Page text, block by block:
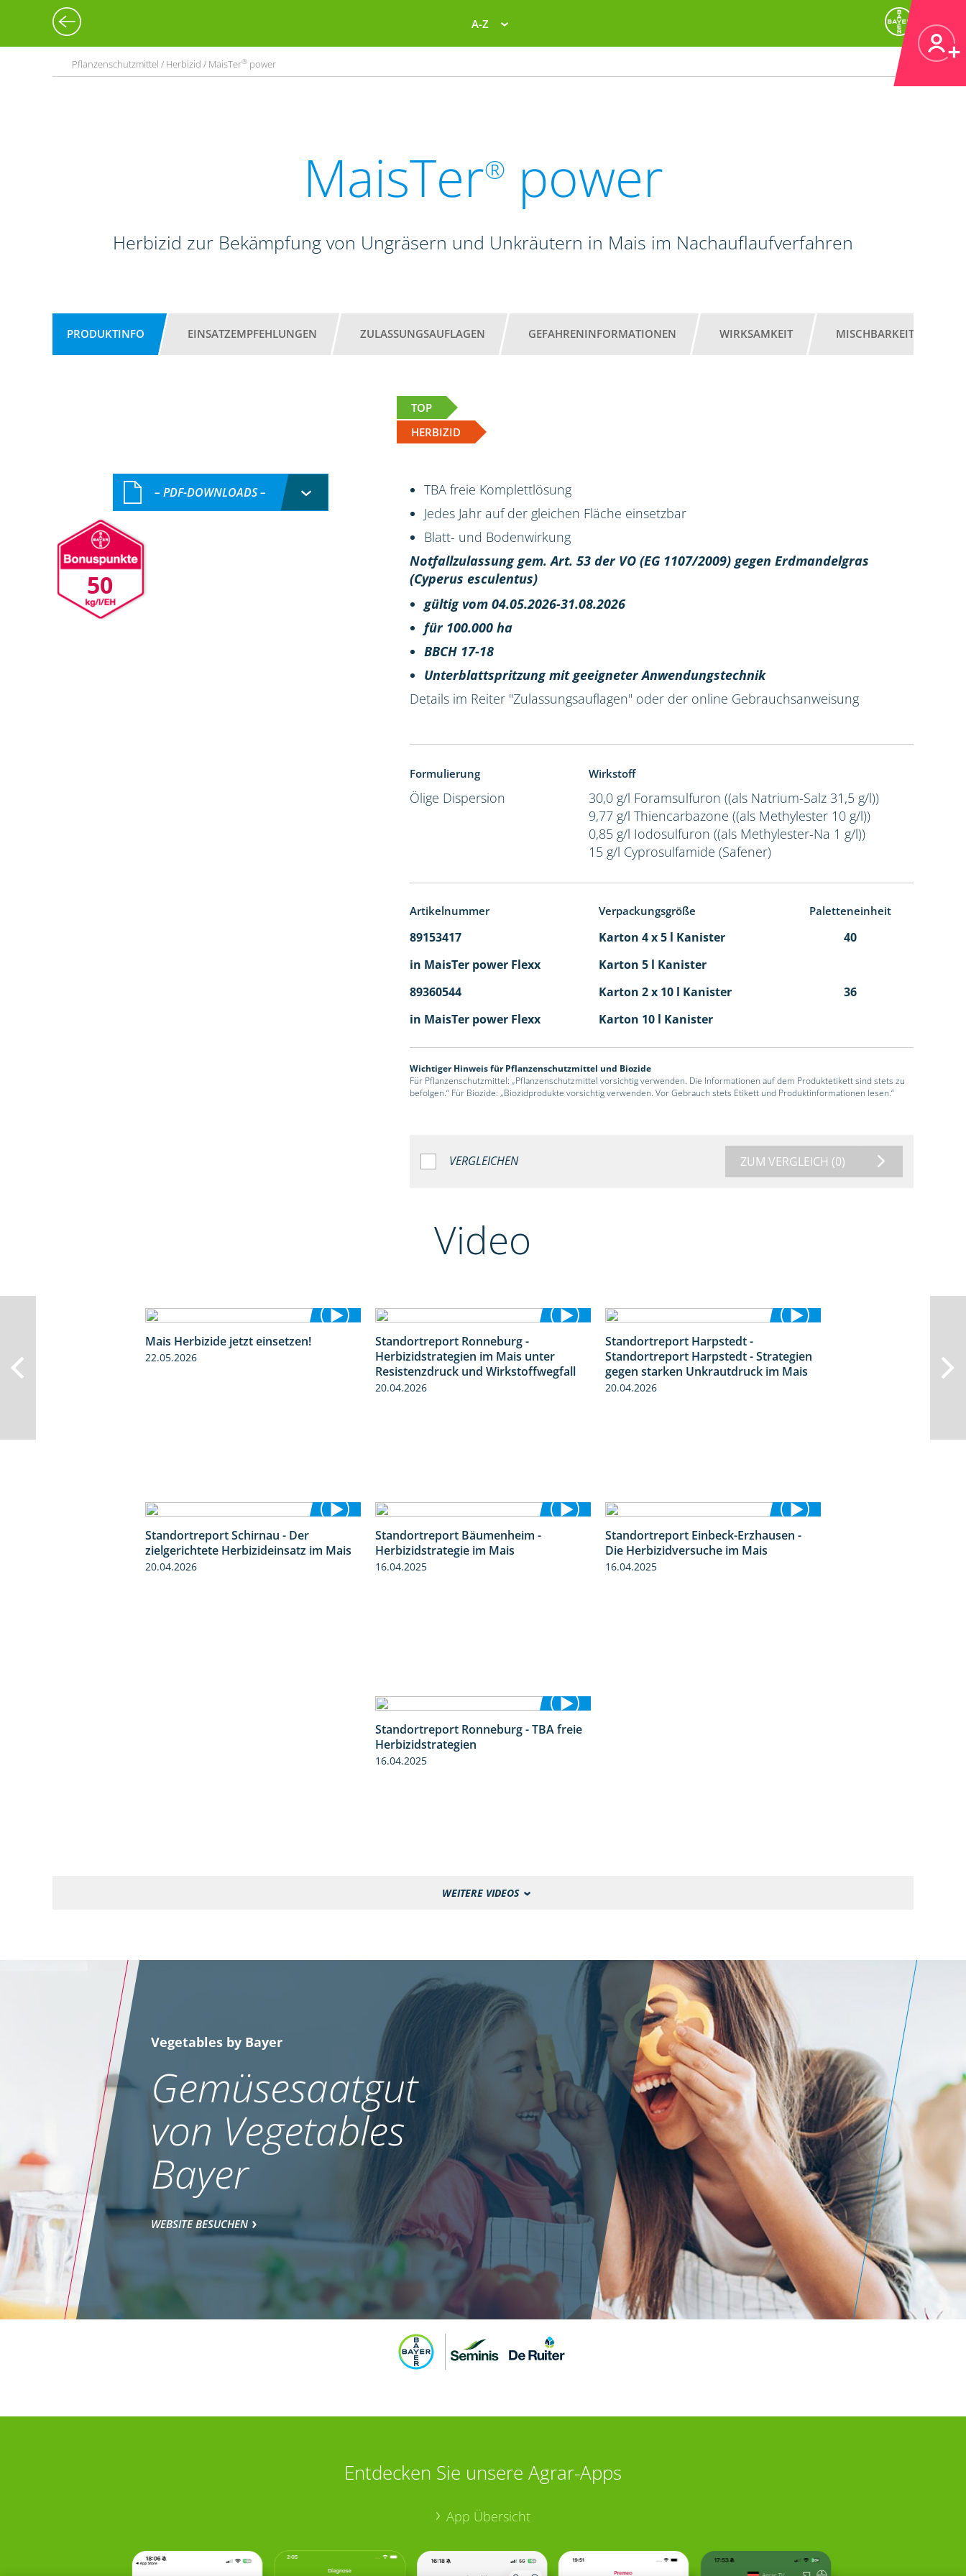
A-Z
Pflanzenschutzmittel / Herbizid / MaisTer® power
MaisTer® power
Herbizid zur Bekämpfung von Ungräsern und Unkräutern in Mais im Nachauflaufverfahren
PRODUKTINFO EINSATZEMPFEHLUNGEN ZULASSUNGSAUFLAGEN GEFAHRENINFORMATIONEN WIRKSAMKEIT MISCHBARKEIT
TOP
HERBIZID
50
– PDF-DOWNLOADS –
TBA freie Komplettlösung
Jedes Jahr auf der gleichen Fläche einsetzbar
Blatt- und Bodenwirkung
Notfallzulassung gem. Art. 53 der VO (EG 1107/2009) gegen Erdmandelgras
(Cyperus esculentus)
gültig vom 04.05.2026-31.08.2026
für 100.000 ha
BBCH 17-18
Unterblattspritzung mit geeigneter Anwendungstechnik
Details im Reiter "Zulassungsauflagen" oder der online Gebrauchsanweisung
Formulierung
Ölige Dispersion
Wirkstoff
30,0 g/l Foramsulfuron ((als Natrium-Salz 31,5 g/l))
9,77 g/l Thiencarbazone ((als Methylester 10 g/l))
0,85 g/l Iodosulfuron ((als Methylester-Na 1 g/l))
15 g/l Cyprosulfamide (Safener)
Artikelnummer Verpackungsgröße Paletteneinheit
89153417 Karton 4 x 5 l Kanister
40
in MaisTer power Flexx
Karton 5 l Kanister
89360544
Karton 2 x 10 l Kanister
36
in MaisTer power Flexx
Karton 10 l Kanister
Wichtiger Hinweis für Pflanzenschutzmittel und Biozide
Für Pflanzenschutzmittel: „Pflanzenschutzmittel vorsichtig verwenden. Die Informationen auf dem Produktetikett sind stets zu
befolgen.“ Für Biozide: „Biozidprodukte vorsichtig verwenden. Vor Gebrauch stets Etikett und Produktinformationen lesen.“
VERGLEICHEN ZUM VERGLEICH (0)
Video
Mais Herbizide jetzt einsetzen!
22.05.2026
Standortreport Ronneburg -
Herbizidstrategien im Mais unter
Resistenzdruck und Wirkstoffwegfall
20.04.2026
Standortreport Harpstedt -
Standortreport Harpstedt - Strategien
gegen starken Unkrautdruck im Mais
20.04.2026
Standortreport Schirnau - Der
zielgerichtete Herbizideinsatz im Mais
20.04.2026
Standortreport Bäumenheim -
Herbizidstrategie im Mais
16.04.2025
7:04
Standortreport Einbeck-Erzhausen -
Die Herbizidversuche im Mais
16.04.2025
4:17
Standortreport Ronneburg - TBA freie
Herbizidstrategien
16.04.2025
WEITERE VIDEOS
Vegetables by Bayer
Gemüsesaatgut
von Vegetables
Bayer
WEBSITE BESUCHEN
Entdecken Sie unsere Agrar-Apps
App Übersicht